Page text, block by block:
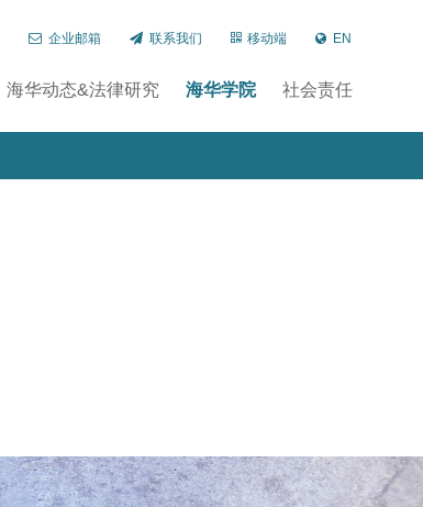
企业邮箱 联系我们 移动端 EN
海华动态&法律研究 海华学院 社会责任